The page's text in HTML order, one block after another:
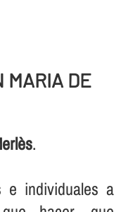
MARIA DE
.
e individuales a